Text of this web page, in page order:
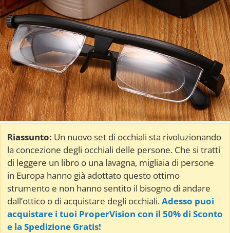
Riassunto: Un nuovo set di occhiali sta rivoluzionando
la concezione degli occhiali delle persone. Che si tratti
di leggere un libro o una lavagna, migliaia di persone
in Europa hanno già adottato questo ottimo
strumento e non hanno sentito il bisogno di andare
dall’ottico o di acquistare degli occhiali.Adesso puoi
acquistare i tuoi ProperVision con il 50% di Sconto
e la Spedizione Gratis!